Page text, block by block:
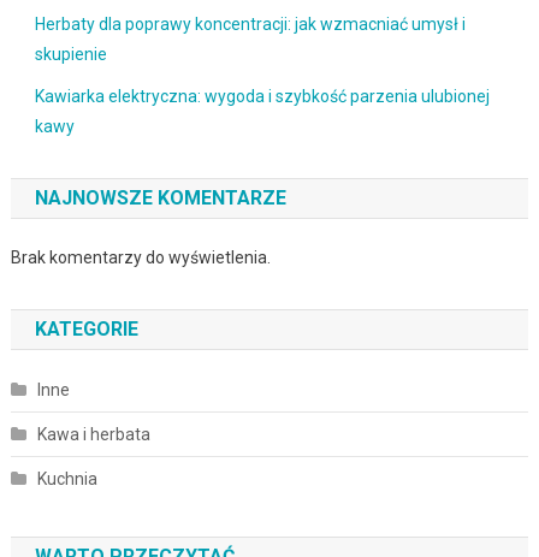
Herbaty dla poprawy koncentracji: jak wzmacniać umysł i
skupienie
Kawiarka elektryczna: wygoda i szybkość parzenia ulubionej
kawy
NAJNOWSZE KOMENTARZE
Brak komentarzy do wyświetlenia.
KATEGORIE
Inne
Kawa i herbata
Kuchnia